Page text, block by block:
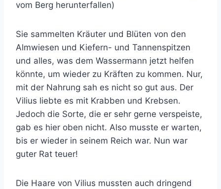
vom Berg herunterfallen)
Sie sammelten Kräuter und Blüten von den
Almwiesen und Kiefern- und Tannenspitzen
und alles, was dem Wassermann jetzt helfen
könnte, um wieder zu Kräften zu kommen. Nur,
mit der Nahrung sah es nicht so gut aus. Der
Vilius liebte es mit Krabben und Krebsen.
Jedoch die Sorte, die er sehr gerne verspeiste,
gab es hier oben nicht. Also musste er warten,
bis er wieder in seinem Reich war. Nun war
guter Rat teuer!
Die Haare von Vilius mussten auch dringend